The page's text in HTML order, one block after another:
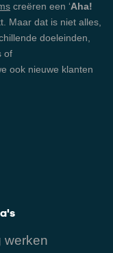
creëren een ‘Aha!
Maar dat is niet alles,
doeleinden,
of
ook nieuwe klanten
werken